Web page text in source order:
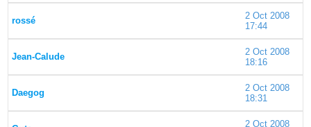
rossé
2 Oct 2008
17:44
Jean-Calude
2 Oct 2008
18:16
Daegog
2 Oct 2008
18:31
2 Oct 2008